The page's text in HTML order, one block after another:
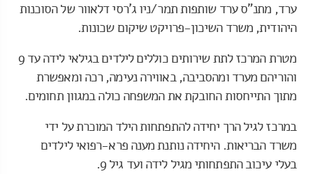
ערד, מתנ"ס ערד שותפות תמר/ניו ג'רסי דלאוור של הסוכנות
היהודית, משרד השיכון-פרויקט שיקום שכונות.
מטרת המרכז לתת שירותים כוללים לילדים בגילאי לידה עד 9
והוריהם מערד ומהסביבה, באווירה נעימה, רכה ומאפשרת
מתוך התייחסות החובקת את המשפחה כולה במגוון תחומים.
במרכז לגיל הרך יחידה להתפתחות הילד המוכרת על ידי
משרד הבריאות. היחידה נותנת מענה פרא-רפואי לילדים
בעלי עיכוב התפתחותי מגיל לידה ועד גיל 9.